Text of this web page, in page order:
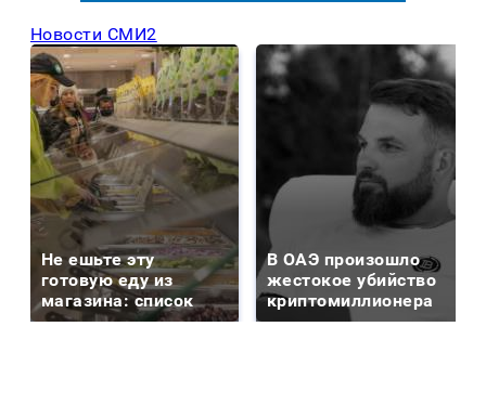
Новости СМИ2
Не ешьте эту
готовую еду из
магазина: список
В ОАЭ произошло
жестокое убийство
криптомиллионера